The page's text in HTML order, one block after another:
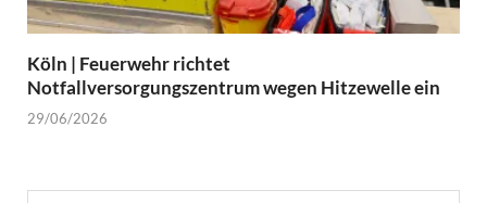
Köln | Feuerwehr richtet
Notfallversorgungszentrum wegen Hitzewelle ein
29/06/2026